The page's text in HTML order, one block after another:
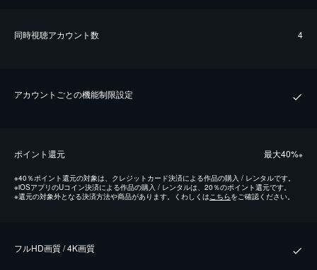
同時視聴アカウント数 4
アカウントごとの機能制限設定
ポイント還元 最⼤40%※
※40％ポイント還元の対象は、クレジットカード決済による作品の購入 / レンタルです。
※iOSアプリのUコイン決済による作品の購入 / レンタルは、20％のポイント還元です。
※還元の対象外となる決済方法や商品があります。くわしくはこちらをご確認ください。
フルHD画質 / 4K画質